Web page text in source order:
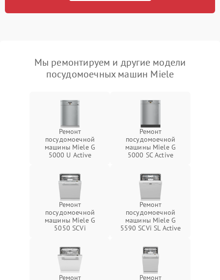
Мы ремонтируем и другие модели
посудомоечных машин Miele
Ремонт
посудомоечной
машины Miele G
5000 U Active
Ремонт
посудомоечной
машины Miele G
5000 SC Active
Ремонт
посудомоечной
машины Miele G
5050 SCVi
Ремонт
посудомоечной
машины Miele G
5590 SCVi SL Active
Ремонт
Ремонт